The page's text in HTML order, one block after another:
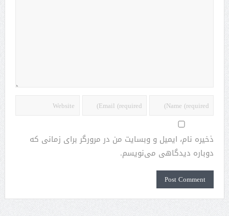
ذخیره نام، ایمیل و وبسایت من در مرورگر برای زمانی که
دوباره دیدگاهی می‌نویسم.